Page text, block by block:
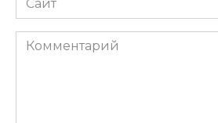
Комментарий